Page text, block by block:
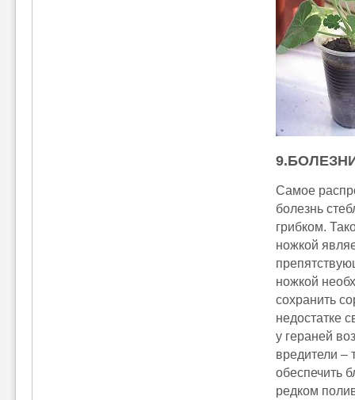
Самое
болезнь
грибком.
ножкой
ножкой
сохранить
недостатке
у гераней
вредители –
обеспечить
редком